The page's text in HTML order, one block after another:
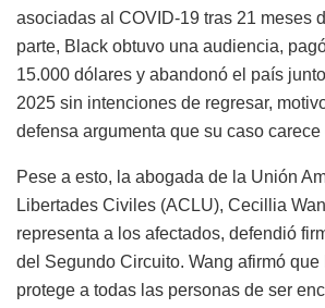
asociadas al COVID-19 tras 21 meses
parte, Black obtuvo una audiencia,
15.000 dólares y abandonó el país
2025 sin intenciones de regresar,
defensa argumenta que su caso carece
Pese a esto, la abogada de la Unión
Libertades Civiles (ACLU), Cecillia
representa a los afectados, defendió
del Segundo Circuito. Wang afirmó
protege a todas las personas de ser